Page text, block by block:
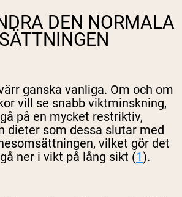
DEN NORMALA
ganska vanliga. Om och om
vill se snabb viktminskning,
på en mycket restriktiv,
dieter som dessa slutar med
vilket gör det
ner i vikt på lång sikt (1).